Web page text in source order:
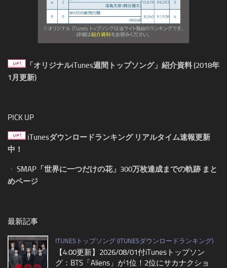
「オリジナルiTunes週間トップソング」紹介資料 (2018年
1月更新)
PICK UP
iTunesダウンロードランキング リアルタイム速報更新
中！
・ SMAP「世界に一つだけの花」300万枚達成までの軌跡 まと
めページ
最新記事
ITUNESトップソング (ITUNESダウンロードランキング)
【4:00更新】2026/08/01付iTunesトップソン
グ：BTS「Aliens」が1位！2位にサカナクショ